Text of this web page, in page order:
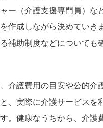
ー（介護支援専門員）な
作成しながら決めていき
補助制度などについても
介護費用の目安や公的介
、実際に介護サービスを
。健康なうちから、介護